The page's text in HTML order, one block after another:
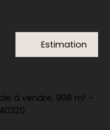
Estimation